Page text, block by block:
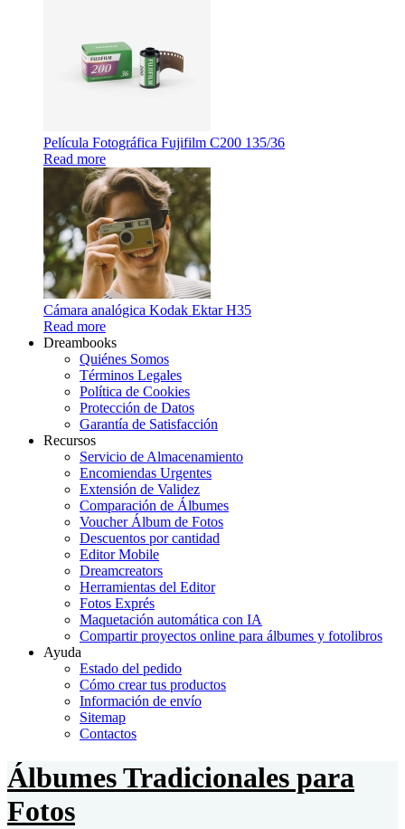
Película Fotográfica Fujifilm C200 135/36
Read more
Cámara analógica Kodak Ektar H35
Read more
Dreambooks
Quiénes Somos
Términos Legales
Política de Cookies
Protección de Datos
Garantía de Satisfacción
Recursos
Servicio de Almacenamiento
Encomiendas Urgentes
Extensión de Validez
Comparación de Álbumes
Voucher Álbum de Fotos
Descuentos por cantidad
Editor Mobile
Dreamcreators
Herramientas del Editor
Fotos Exprés
Maquetación automática con IA
Compartir proyectos online para álbumes y fotolibros
Ayuda
Estado del pedido
Cómo crear tus productos
Información de envío
Sitemap
Contactos
Álbumes Tradicionales para
Fotos